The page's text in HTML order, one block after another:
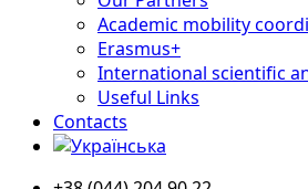
Academic mobility
Erasmus+
International scientific
Useful Links
Contacts